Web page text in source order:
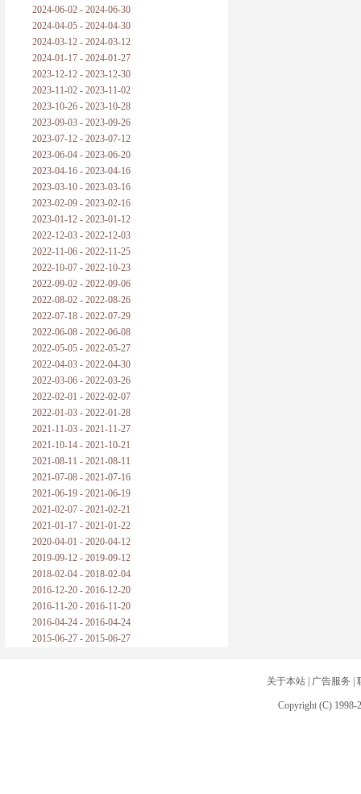
2024-06-02 - 2024-06-30
2024-04-05 - 2024-04-30
2024-03-12 - 2024-03-12
2024-01-17 - 2024-01-27
2023-12-12 - 2023-12-30
2023-11-02 - 2023-11-02
2023-10-26 - 2023-10-28
2023-09-03 - 2023-09-26
2023-07-12 - 2023-07-12
2023-06-04 - 2023-06-20
2023-04-16 - 2023-04-16
2023-03-10 - 2023-03-16
2023-02-09 - 2023-02-16
2023-01-12 - 2023-01-12
2022-12-03 - 2022-12-03
2022-11-06 - 2022-11-25
2022-10-07 - 2022-10-23
2022-09-02 - 2022-09-06
2022-08-02 - 2022-08-26
2022-07-18 - 2022-07-29
2022-06-08 - 2022-06-08
2022-05-05 - 2022-05-27
2022-04-03 - 2022-04-30
2022-03-06 - 2022-03-26
2022-02-01 - 2022-02-07
2022-01-03 - 2022-01-28
2021-11-03 - 2021-11-27
2021-10-14 - 2021-10-21
2021-08-11 - 2021-08-11
2021-07-08 - 2021-07-16
2021-06-19 - 2021-06-19
2021-02-07 - 2021-02-21
2021-01-17 - 2021-01-22
2020-04-01 - 2020-04-12
2019-09-12 - 2019-09-12
2018-02-04 - 2018-02-04
2016-12-20 - 2016-12-20
2016-11-20 - 2016-11-20
2016-04-24 - 2016-04-24
2015-06-27 - 2015-06-27
关于本站| 广告服务
Copyright (C) 1998-